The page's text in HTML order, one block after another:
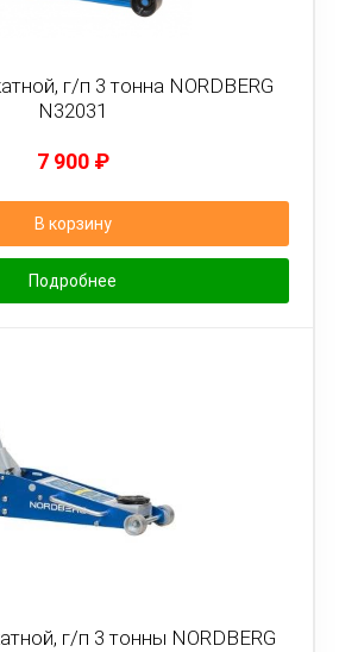
г/п 3 тонна NORDBERG
N32031
7 900 ₽
В корзину
Подробнее
г/п 3 тонны NORDBERG